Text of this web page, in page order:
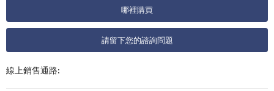
哪裡購買
請留下您的諮詢問題
線上銷售通路: